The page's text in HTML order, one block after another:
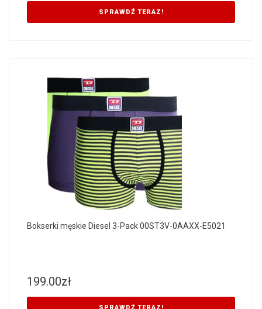
SPRAWDŹ TERAZ!
Bokserki męskie Diesel 3-Pack 00ST3V-0AAXX-E5021
199.00zł